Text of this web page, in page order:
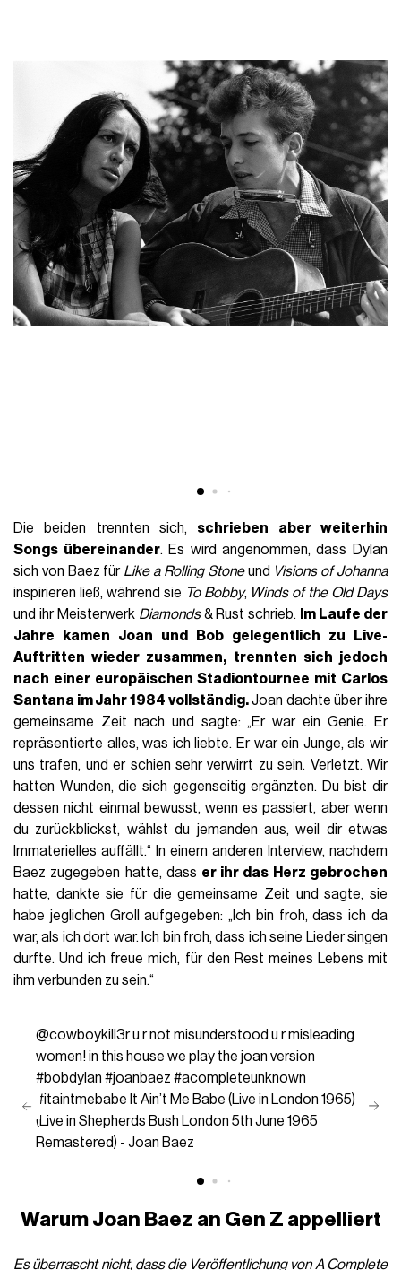
Die beiden trennten sich, schrieben aber weiterhin
Songs übereinander. Es wird angenommen, dass Dylan
sich von Baez für Like a Rolling Stoneund Visions of Johanna
inspirieren ließ, während sie To Bobby, Winds of the Old Days
und ihr Meisterwerk Diamonds& Rust schrieb.
Im Laufe der
Jahre kamen Joan und Bob gelegentlich zu Live-
Auftritten wieder zusammen, trennten sich jedoch
nach einer europäischen Stadiontournee mit Carlos
Santana im Jahr 1984 vollständig.Joan dachte über ihre
gemeinsame Zeit nach und sagte: „Er war ein Genie. Er
repräsentierte alles, was ich liebte. Er war ein Junge, als wir
uns trafen, und er schien sehr verwirrt zu sein. Verletzt. Wir
hatten Wunden, die sich gegenseitig ergänzten. Du bist dir
dessen nicht einmal bewusst, wenn es passiert, aber wenn
du zurückblickst, wählst du jemanden aus, weil dir etwas
Immaterielles auffällt.“ In einem anderen Interview, nachdem
Baez zugegeben hatte, dass er ihr das Herz gebrochen
hatte, dankte sie für die gemeinsame Zeit und sagte, sie
habe jeglichen Groll aufgegeben: „Ich bin froh, dass ich da
war, als ich dort war. Ich bin froh, dass ich seine Lieder singen
durfte. Und ich freue mich, für den Rest meines Lebens mit
ihm verbunden zu sein.“
@cowboykill3ru r not misunderstood u r misleading
women! in this house we play the joan version
#bobdylan #joanbaez #acompleteunknown
#itaintmebabe It Ain’t Me Babe (Live in London 1965)
(Live in Shepherds Bush London 5th June 1965
Remastered) - Joan Baez
Warum Joan Baez an Gen Z appelliert
Es überrascht nicht, dass die Veröffentlichung vonA Complete